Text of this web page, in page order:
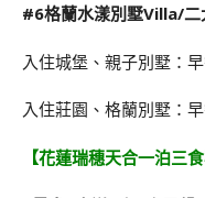
#6格蘭水漾別墅Villa/
入住城堡、親子別墅：
入住莊園、格蘭別墅：
【花蓮瑞穗天合一泊三